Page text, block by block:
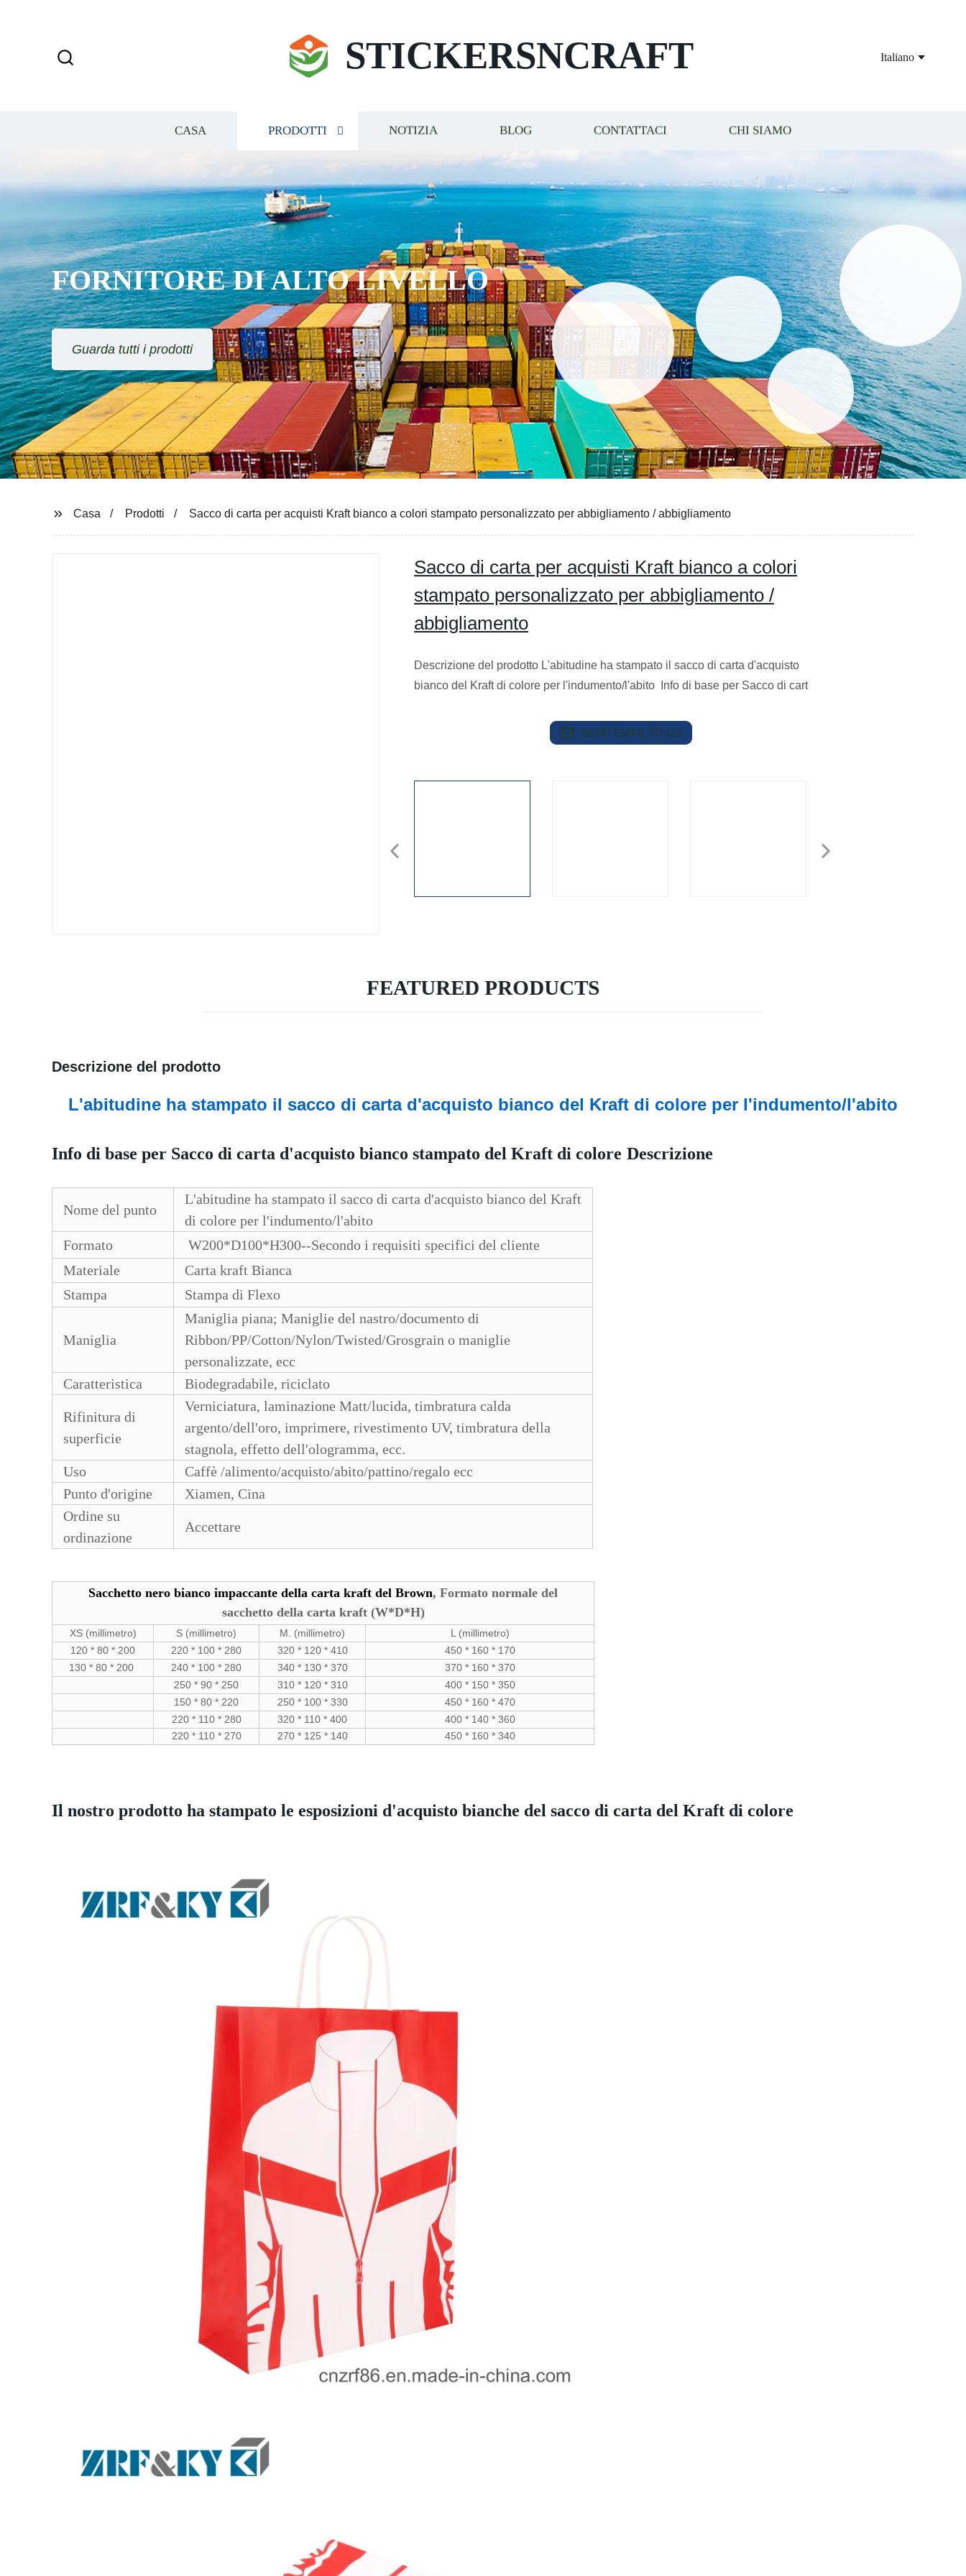
STICKERSNCRAFT Italiano
CASA PRODOTTI NOTIZIA BLOG CONTATTACI CHI SIAMO
FORNITORE DI ALTO LIVELLO
Guarda tutti i prodotti
Casa Prodotti Sacco di carta per acquisti Kraft bianco a colori stampato personalizzato per abbigliamento / abbigliamento
Sacco di carta per acquisti Kraft bianco a colori
stampato personalizzato per abbigliamento /
abbigliamento
Descrizione del prodotto L'abitudine ha stampato il sacco di carta d'acquisto
bianco del Kraft di colore per l'indumento/l'abito Info di base per Sacco di cart
SEND EMAIL TO US
FEATURED PRODUCTS
Descrizione del prodotto
L'abitudine ha stampato il sacco di carta d'acquisto bianco del Kraft di colore per l'indumento/l'abito
Info di base per Sacco di carta d'acquisto bianco stampato del Kraft di colore Descrizione
Nome del punto
L'abitudine ha stampato il sacco di carta d'acquisto bianco del Kraft
di colore per l'indumento/l'abito
Formato
W200*D100*H300--Secondo i requisiti specifici del cliente
Materiale
Carta kraft Bianca
Stampa
Stampa di Flexo
Maniglia
Maniglia piana; Maniglie del nastro/documento di
Ribbon/PP/Cotton/Nylon/Twisted/Grosgrain o maniglie
personalizzate, ecc
Caratteristica
Biodegradabile, riciclato
Rifinitura di
superficie
Verniciatura, laminazione Matt/lucida, timbratura calda
argento/dell'oro, imprimere, rivestimento UV, timbratura della
stagnola, effetto dell'ologramma, ecc.
Uso
Caffè /alimento/acquisto/abito/pattino/regalo ecc
Punto d'origine
Xiamen, Cina
Ordine su
ordinazione
Accettare
Sacchetto nero bianco impaccante della carta kraft del Brown, Formato normale del
sacchetto della carta kraft (W*D*H)
XS (millimetro) S (millimetro) M. (millimetro)
L (millimetro)
120 * 80 * 200
220 * 100 * 280 320 * 120 * 410
450 * 160 * 170
130 * 80 * 200
240 * 100 * 280 340 * 130 * 370
370 * 160 * 370
250 * 90 * 250
310 * 120 * 310
400 * 150 * 350
150 * 80 * 220
250 * 100 * 330
450 * 160 * 470
220 * 110 * 280
320 * 110 * 400
400 * 140 * 360
220 * 110 * 270
270 * 125 * 140 450 * 160 * 340
Il nostro prodotto ha stampato le esposizioni d'acquisto bianche del sacco di carta del Kraft di colore